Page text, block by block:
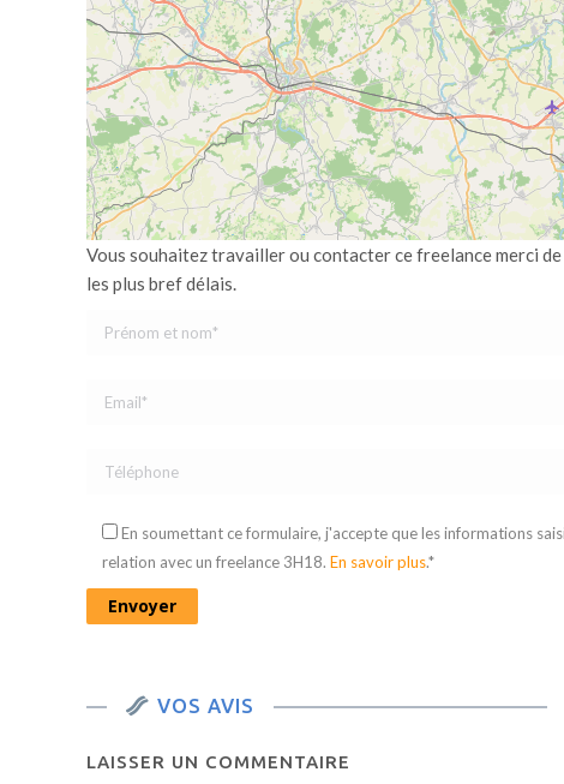
Vous souhaitez travailler ou contacter ce freelance merci
les plus bref délais.
En soumettant ce formulaire, j'accepte que les informations
relation avec un freelance 3H18. En savoir plus.*
VOS AVIS
LAISSER UN COMMENTAIRE